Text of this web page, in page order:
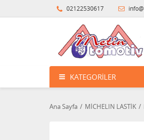
02122530617
KATEGORILER
Ana Sayfa MİCHELIN LASTİK